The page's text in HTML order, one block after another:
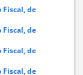
Fiscal, de
Fiscal, de
Fiscal, de
Fiscal, de